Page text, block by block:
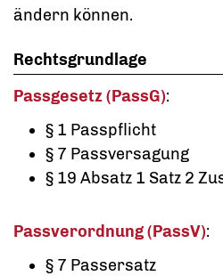
ändern können.
Rechtsgrundlage
Passgesetz (PassG):
§ 1 Passpflicht
§ 7 Passversagung
§ 19 Absatz 1 Satz 2
Passverordnung (PassV):
§ 7 Passersatz